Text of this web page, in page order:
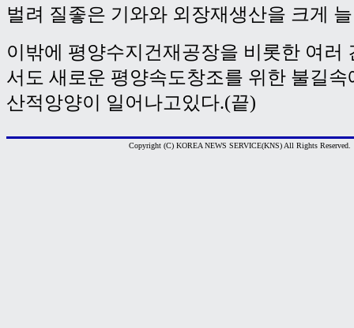
벌려 질좋은 기와와 외장재생산을 크게
이밖에 평양수지건재공장을 비롯한 여러
서도 새로운 평양속도창조를 위한 불길
산적앙양이 일어나고있다.(끝)
Copyright (C) KOREA NEWS SERVICE(KNS) All Rights Reserved.